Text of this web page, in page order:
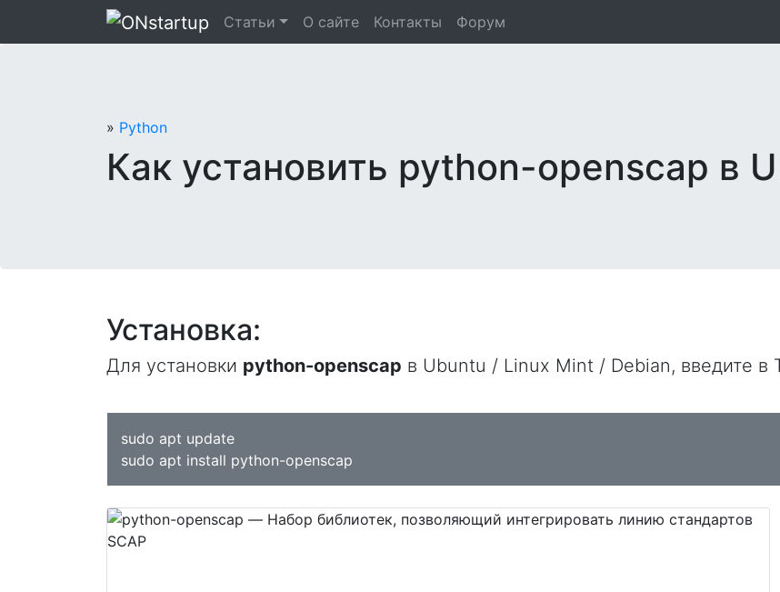
Статьи О сайте Контакты Форум
» Python
Как установить python-openscap в
Установка:
Для установки python-openscap в Ubuntu / Linux Mint / Debian, введите в
sudo apt update
sudo apt install python-openscap